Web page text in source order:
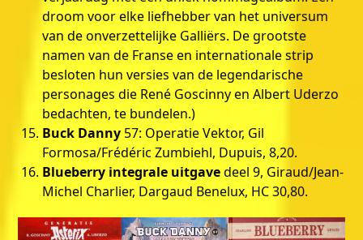
droom voor elke liefhebber van het universum
van de onverzettelijke Galliërs. De grootste
namen van de Franse en internationale strip
besloten hun versies van de legendarische
personages die René Goscinny en Albert Uderzo
bedachten, te bundelen.)
Buck Danny 57: Operatie Vektor, Gil
Formosa/Frédéric Zumbiehl, Dupuis, 8,20.
Blueberry integrale uitgavedeel 9, Giraud/Jean-
Michel Charlier, Dargaud Benelux, HC 30,80.